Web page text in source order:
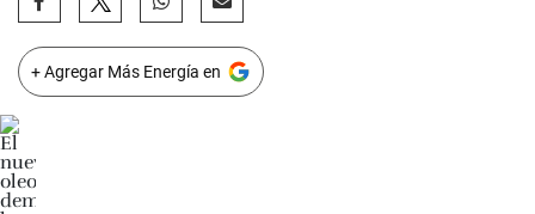
+ Agregar Más Energía en